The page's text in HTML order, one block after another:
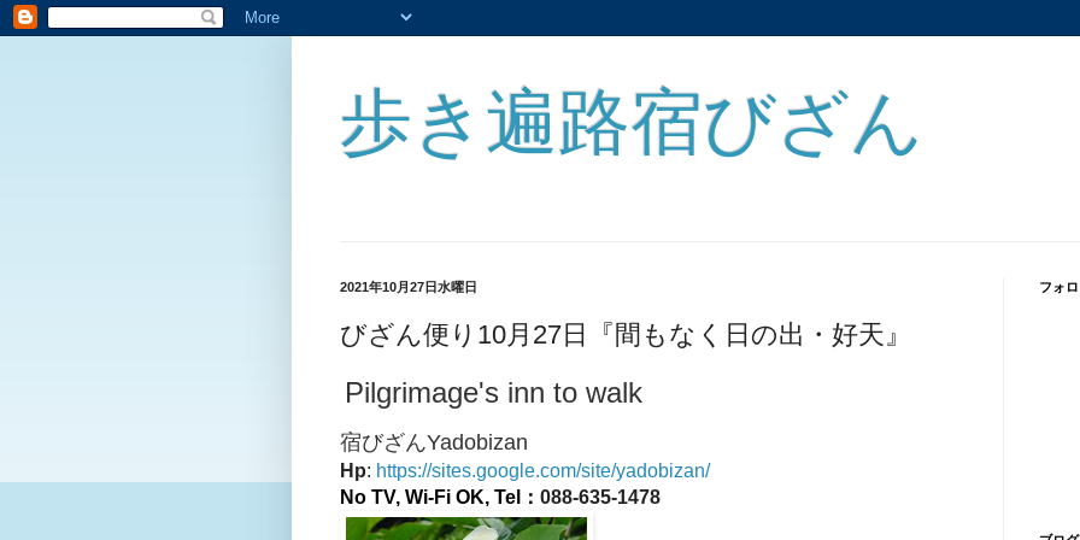
歩き遍路宿びざん
2021年10月27日水曜日
びざん便り10月27日『間もなく日の出・好天』
Pilgrimage's inn to walk
宿びざんYadobizan
Hp: https://sites.google.com/site/yadobizan/
No TV, Wi-Fi OK, Tel： 088-635-1478
フォ